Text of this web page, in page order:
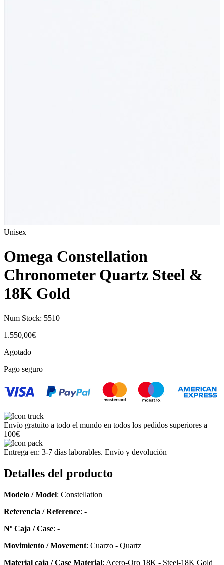
Unisex
Omega Constellation
Chronometer Quartz Steel &
18K Gold
Num Stock: 5510
1.550,00€
Agotado
Pago seguro
Envío gratuito a todo el mundo en todos los pedidos superiores a
100€
Entrega en: 3-7 días laborables. Envío y devolución
Detalles del producto
Modelo / Model: Constellation
Referencia / Reference: -
Nº Caja / Case: -
Movimiento / Movement: Cuarzo - Quartz
Material caja / Case Material: Acero-Oro 18K - Steel-18K Gold